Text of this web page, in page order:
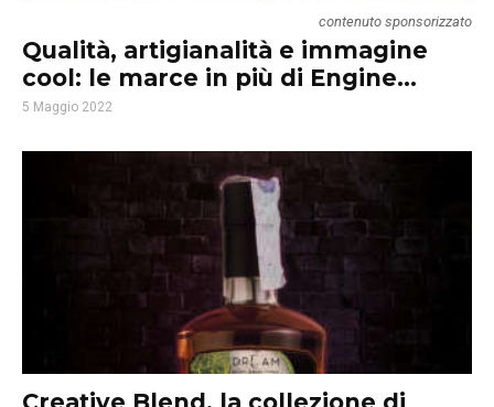
contenuto sponsorizzato
Qualità, artigianalità e immagine
cool: le marce in più di Engine...
5 Maggio 2022